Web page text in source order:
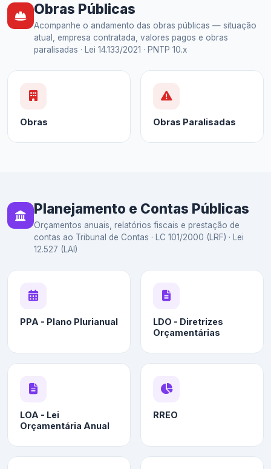
Obras Públicas
Acompanhe o andamento das obras públicas — situação
atual, empresa contratada, valores pagos e obras
paralisadas · Lei 14.133/2021 · PNTP 10.x
Obras Obras Paralisadas
Planejamento e Contas Públicas
Orçamentos anuais, relatórios fiscais e prestação de
contas ao Tribunal de Contas · LC 101/2000 (LRF) · Lei
12.527 (LAI)
PPA - Plano Plurianual
LDO - Diretrizes
Orçamentárias
LOA - Lei
Orçamentária Anual
RREO